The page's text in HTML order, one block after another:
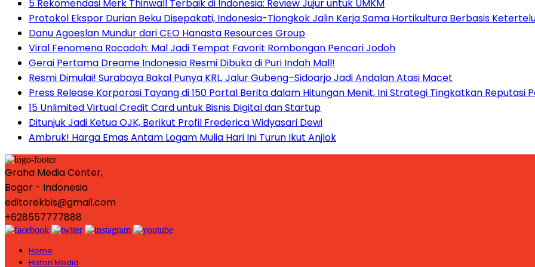
5 Rekomendasi Merk Thinwall Terbaik di Indonesia: Review Jujur untuk UMKM
Protokol Ekspor Durian Beku Disepakati, Indonesia-Tiongkok Jalin Kerja Sama Hortikultura Berbasis
Danu Agoeslan Mundur dari CEO Hanasta Resources Group
Viral Fenomena Rocadoh: Mal Jadi Tempat Favorit Rombongan Pencari Jodoh
Gerai Pertama Dreame Indonesia Resmi Dibuka di Puri Indah Mall!
Resmi Dimulai! Surabaya Bakal Punya KRL, Jalur Gubeng–Sidoarjo Jadi Andalan Atasi Macet
Press Release Korporasi Tayang di 150 Portal Berita dalam Hitungan Menit, Ini Strategi Tingkatkan Reputasi
15 Unlimited Virtual Credit Card untuk Bisnis Digital dan Startup
Ditunjuk Jadi Ketua OJK, Berikut Profil Frederica Widyasari Dewi
Ambruk! Harga Emas Antam Logam Mulia Hari Ini Turun Ikut Anjlok
Graha Media Center,
Bogor - Indonesia
editorekbis@gmail.com
+628557777888
Home
Histori Media